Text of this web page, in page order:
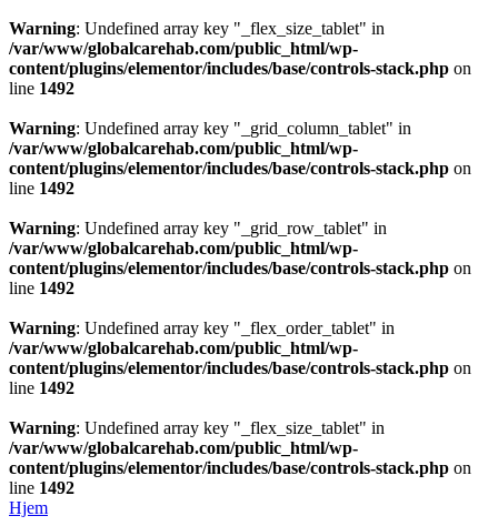
Warning: Undefined array key "_flex_size_tablet" in
/var/www/globalcarehab.com/public_html/wp-
content/plugins/elementor/includes/base/controls-stack.php on
line 1492
Warning: Undefined array key "_grid_column_tablet" in
/var/www/globalcarehab.com/public_html/wp-
content/plugins/elementor/includes/base/controls-stack.php on
line 1492
Warning: Undefined array key "_grid_row_tablet" in
/var/www/globalcarehab.com/public_html/wp-
content/plugins/elementor/includes/base/controls-stack.php on
line 1492
Warning: Undefined array key "_flex_order_tablet" in
/var/www/globalcarehab.com/public_html/wp-
content/plugins/elementor/includes/base/controls-stack.php on
line 1492
Warning: Undefined array key "_flex_size_tablet" in
/var/www/globalcarehab.com/public_html/wp-
content/plugins/elementor/includes/base/controls-stack.php on
line 1492
Hjem